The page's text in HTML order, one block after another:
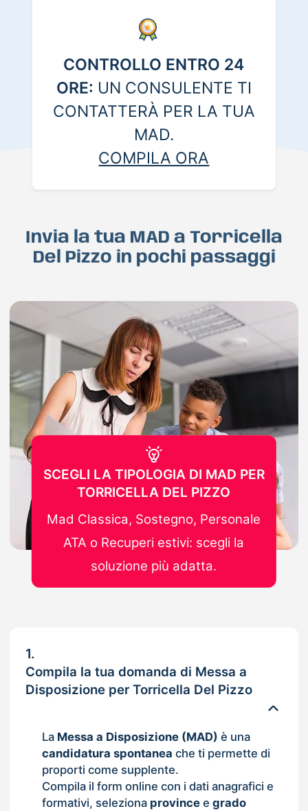
CONTROLLO ENTRO 24
ORE: UN CONSULENTE TI
CONTATTERÀ PER LA TUA
MAD.
COMPILA ORA
Invia la tua MAD a Torricella
Del Pizzo in pochi passaggi
1.
Compila la tua domanda di Messa a
Disposizione per Torricella Del Pizzo
La Messa a Disposizione (MAD) è una
candidatura spontanea che ti permette di
proporti come supplente.
Compila il form online con i dati anagrafici e
formativi, seleziona provincee grado
SCEGLI LA TIPOLOGIA DI MAD PER
TORRICELLA DEL PIZZO
Mad Classica, Sostegno, Personale
ATA o Recuperi estivi: scegli la
soluzione più adatta.